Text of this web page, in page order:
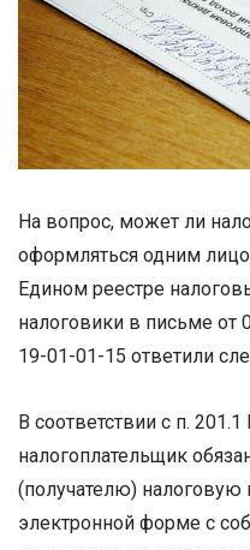
На вопрос, может ли
оформляться одним
Едином реестре
налоговики в письме
19-01-01-15 ответили
В соответствии с п.
налогоплательщик
(получателю)
электронной форме с